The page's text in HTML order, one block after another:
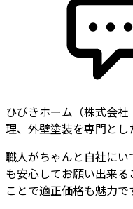
ひびきホーム（株式会
理、外壁塗装を専門とし
職人がちゃんと自社に
も安心してお願い出来
ことで適正価格も魅力で